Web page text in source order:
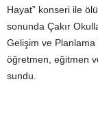
Hayat” konseri ile
sonunda Çakır
Gelişim ve Planlama
öğretmen, eğitmen
sundu.